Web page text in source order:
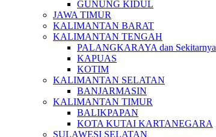
GUNUNG KIDUL
JAWA TIMUR
KALIMANTAN BARAT
KALIMANTAN TENGAH
PALANGKARAYA dan Sekitarnya
KAPUAS
KOTIM
KALIMANTAN SELATAN
BANJARMASIN
KALIMANTAN TIMUR
BALIKPAPAN
KOTA KUTAI KARTANEGARA
SULAWESI SELATAN